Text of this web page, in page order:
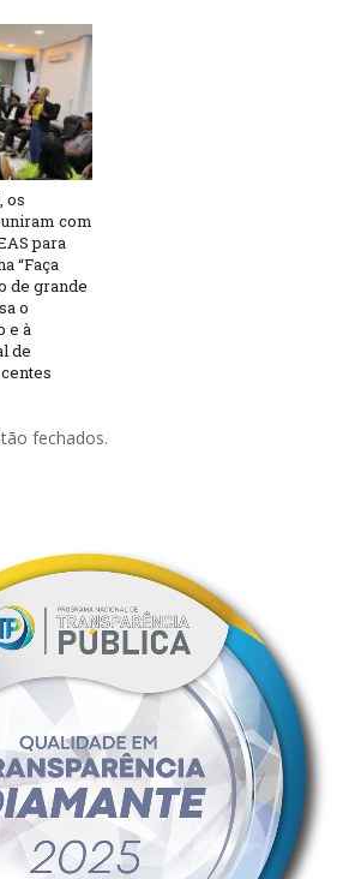
os
com
para
“Faça
de grande
o
e à
de
fechados.